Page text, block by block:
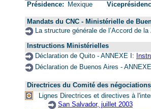
Présidence: Mexique
Mandats du CNC - Ministérielle de
La structure générale de l’Accord de
Instructions Ministérielles
Déclaration de Quito - ANNEXE I:
Déclaration de Buenos Aires -
Directrices du Comité des
Lignes Directrices et directives à
San Salvador, juillet 2003